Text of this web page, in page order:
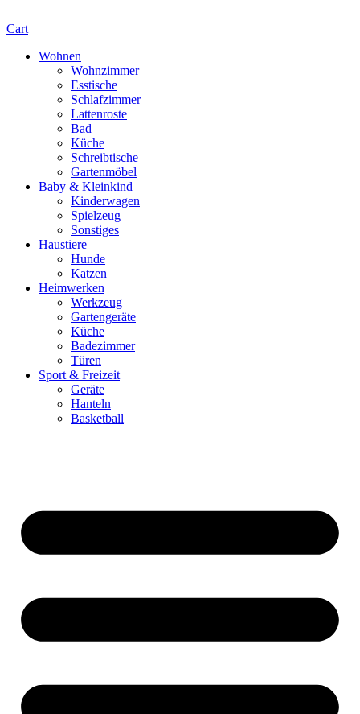
Cart
Wohnen
Wohnzimmer
Esstische
Schlafzimmer
Lattenroste
Bad
Küche
Schreibtische
Gartenmöbel
Baby & Kleinkind
Kinderwagen
Spielzeug
Sonstiges
Haustiere
Hunde
Katzen
Heimwerken
Werkzeug
Gartengeräte
Küche
Badezimmer
Türen
Sport & Freizeit
Geräte
Hanteln
Basketball